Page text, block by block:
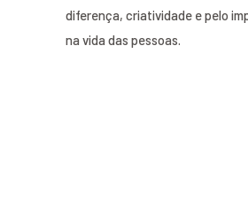
diferença, criatividade e pelo
na vida das pessoas.